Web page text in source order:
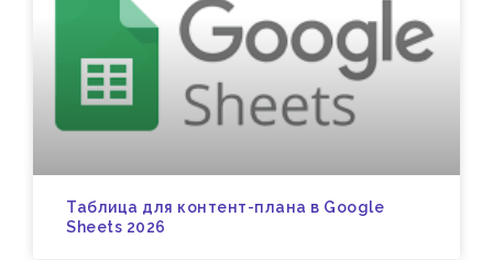
Таблица для контент-плана в Google
Sheets 2026